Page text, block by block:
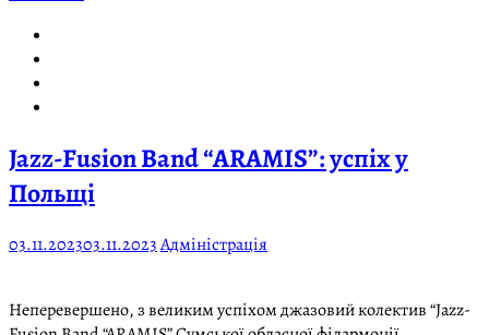
Jazz-Fusion Band “ARAMIS”: успіх у
Польщі
03.11.202303.11.2023Адміністрація
Неперевершено, з великим успіхом джазовий колектив “Jazz-